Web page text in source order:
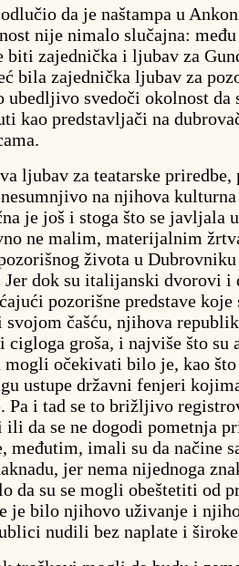
da je naštampa u
nije nimalo slučajna:
biti zajednička i ljubav za
bila zajednička ljubav za
ubedljivo svedoči okolnost da
kao predstavljači na
ljubav za teatarske priredbe,
na njihova
je još i stoga što se javljala
ne malim, materijalnim
života u
Jer dok su italijanski dvorovi i
pozorišne predstave
svojom čašću, njihova
cigloga groša, i najviše što su
mogli očekivati bilo je, kao
ustupe državni fenjeri
Pa i tad se to brižljivo
ili da se ne dogodi pometnja
međutim, imali su da načine
jer nema nijednoga
da su se mogli obeštetiti od
je bilo njihovo uživanje i
nudili bez naplate i